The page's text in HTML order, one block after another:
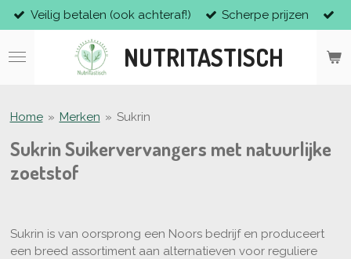
Ga
direct
naar
NUTRITASTISCH
Veilig betalen (ook achteraf!) Scherpe prijzen
Home » Merken » Sukrin
Sukrin Suikervervangers met natuurlijke
zoetstof
Sukrin is van oorsprong een Noors bedrijf en produceert
een breed assortiment aan alternatieven voor reguliere